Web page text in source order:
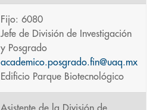
Fijo: 6080
Jefe de División de Investigación
y Posgrado
academico.posgrado.fin@uaq.mx
Edificio Parque Biotecnológico